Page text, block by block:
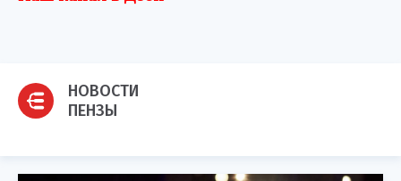
НОВОСТИ
ПЕНЗЫ